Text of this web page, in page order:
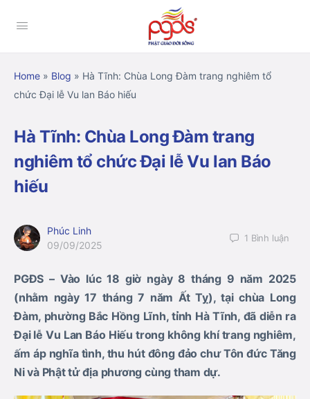
Home » Blog » Hà Tĩnh: Chùa Long Đàm trang nghiêm tổ
chức Đại lễ Vu lan Báo hiếu
Hà Tĩnh: Chùa Long Đàm trang
nghiêm tổ chức Đại lễ Vu lan Báo
hiếu
Phúc Linh
09/09/2025
1 Bình luận
PGĐS – Vào lúc 18 giờ ngày 8 tháng 9 năm 2025
(nhằm ngày 17 tháng 7 năm Ất Tỵ), tại chùa Long
Đàm, phường Bắc Hồng Lĩnh, tỉnh Hà Tĩnh, đã diễn ra
Đại lễ Vu Lan Báo Hiếu trong không khí trang nghiêm,
ấm áp nghĩa tình, thu hút đông đảo chư Tôn đức Tăng
Ni và Phật tử địa phương cùng tham dự.